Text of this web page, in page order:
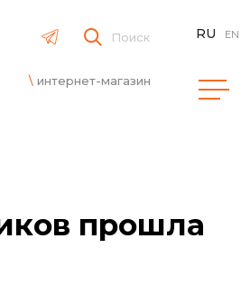
Поиск
интернет-магазин
RU EN
прошла